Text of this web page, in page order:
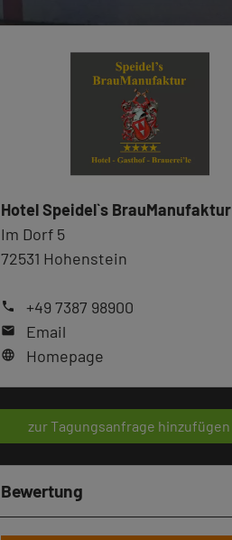
Hotel Speidel`s BrauManufaktur
Im Dorf 5
72531 Hohenstein
phone +49 7387 98900
mail Email
language Homepage
zur Tagungsanfrage hinzufügen
Bewertung